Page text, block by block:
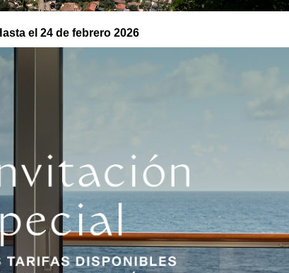
el 24 de febrero 2026